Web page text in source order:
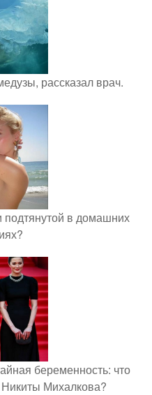
рассказал врач.
подтянутой в домашних
беременность: что
Михалкова?